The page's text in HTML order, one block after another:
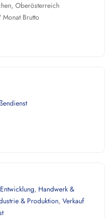
, Oberösterreich
Monat Brutto
, Handwerk &
& Produktion, Verkauf